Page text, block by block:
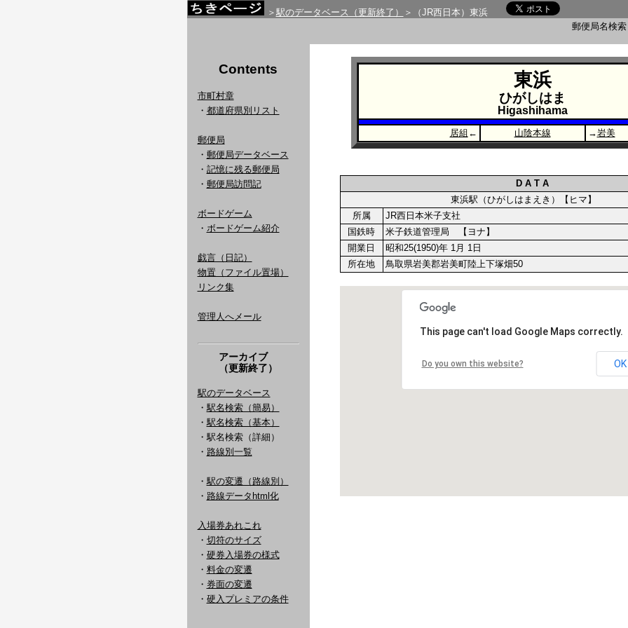
＞ 駅のデータベース（更新終了）
＞（JR西日本）東浜
郵便局名検
Contents
市町村章
・ 都道府県別リスト
郵便局
・ 郵便局データベース
・ 記憶に残る郵便局
・ 郵便局訪問記
ボードゲーム
・ ボードゲーム紹介
戯言（日記）
物置（ファイル置場）
リンク集
管理人へメール
アーカイブ
（更新終了）
駅のデータベース
・ 駅名検索（簡易）
・ 駅名検索（基本）
・駅名検索（詳細）
・ 路線別一覧
・ 駅の変遷（路線別）
・ 路線データhtml化
入場券あれこれ
・ 切符のサイズ
・ 硬券入場券の様式
・ 料金の変遷
・ 券面の変遷
・ 硬入プレミアの条件
東浜
ひがしはま
Higashihama
居組 ← 山陰本線 →岩美
D A T A
東浜駅（ひがしはまえき）【ヒマ】
所属
JR西日本米子支社
国鉄時
米子鉄道管理局 【ヨナ】
開業日
昭和25(1950)年 1月 1日
所在地
鳥取県岩美郡岩美町陸上下塚畑50